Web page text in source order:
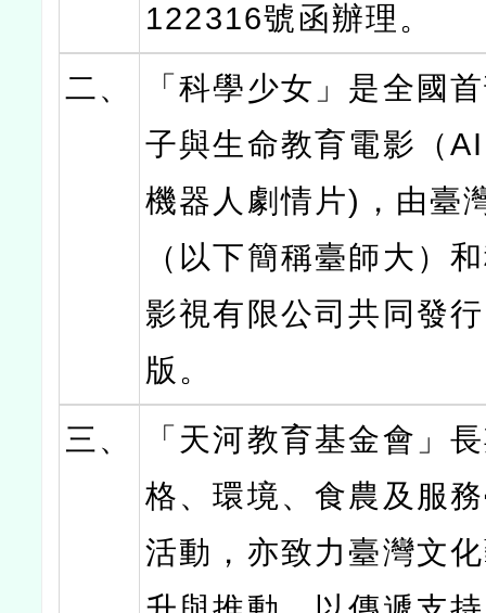
122316號函辦理。
二、
「科學少女」是全國
子與生命教育電影（
機器人劇情片)，由臺
（以下簡稱臺師大）
影視有限公司共同發
版。
三、
「天河教育基金會」
格、環境、食農及服
活動，亦致力臺灣文